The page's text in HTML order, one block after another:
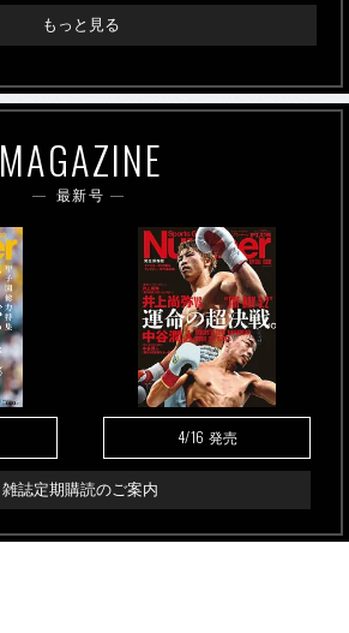
もっと見る
MAGAZINE
最新号
4/16 発売
雑誌定期購読のご案内